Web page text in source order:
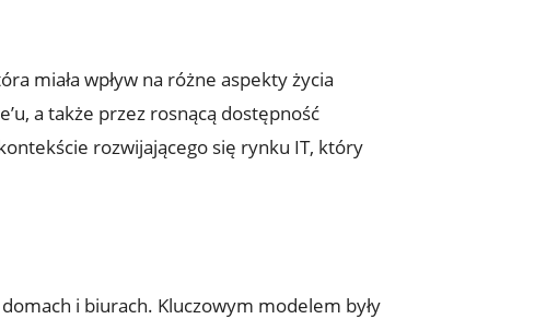
miała wpływ na różne aspekty życia
a także przez rosnącą dostępność
rozwijającego się rynku IT, który
i biurach. Kluczowym modelem były